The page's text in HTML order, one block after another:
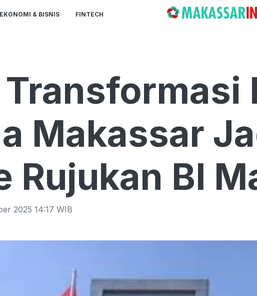
EKONOMI & BISNIS FINTECH
Makassar
Rujukan BI
2025 14:17 WIB